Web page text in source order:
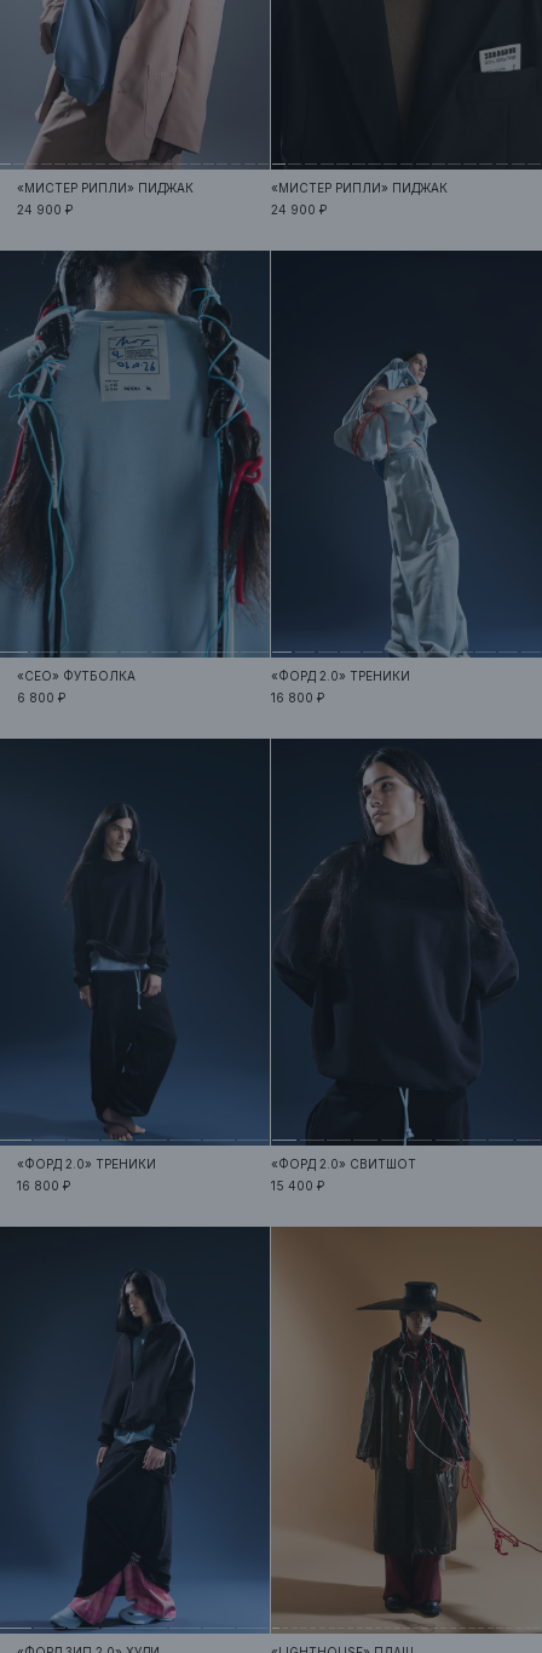
«МИСТЕР РИПЛИ» ПИДЖАК
24 900 ₽
«МИСТЕР РИПЛИ» ПИДЖАК
24 900 ₽
«CEO» ФУТБОЛКА
6 800 ₽
«ФОРД 2.0» ТРЕНИКИ
16 800 ₽
«ФОРД 2.0» ТРЕНИКИ
16 800 ₽
«ФОРД 2.0» СВИТШОТ
15 400 ₽